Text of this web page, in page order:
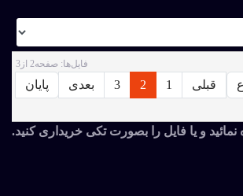
فايل‌ها: صفحه2 از3
قبلی 1
2
3 بعدی پایان
نمائید و یا فایل را بصورت تکی خریداری کنید.